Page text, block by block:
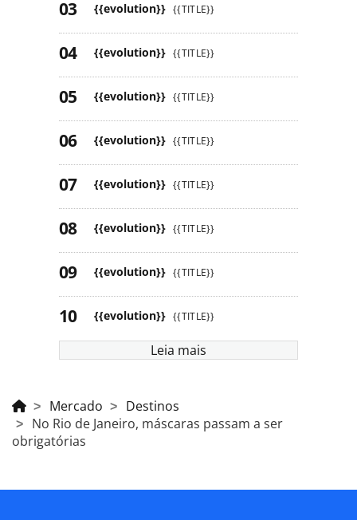
{{evolution}} {{TITLE}}
{{evolution}} {{TITLE}}
{{evolution}} {{TITLE}}
{{evolution}} {{TITLE}}
{{evolution}} {{TITLE}}
{{evolution}} {{TITLE}}
{{evolution}} {{TITLE}}
{{evolution}} {{TITLE}}
Leia mais
Mercado
Destinos
No Rio de Janeiro, máscaras passam a ser
obrigatórias